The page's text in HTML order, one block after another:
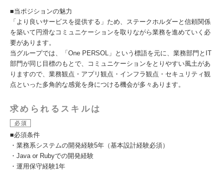
■当ポジションの魅力
「より良いサービスを提供する」ため、ステークホルダーと信頼関係
を築いて円滑なコミュニケーションを取りながら業務を進めていく必
要があります。
当グループでは、「One PERSOL」という標語を元に、業務部門とIT
部門が同じ目標のもとで、コミュニケーションをとりやすい風土があ
りますので、業務観点・アプリ観点・インフラ観点・セキュリティ観
点といった多角的な感覚を身につける機会が多々あります。
求められるスキルは
必須
■必須条件
・業務系システムの開発経験5年（基本設計経験必須）
・Java or Rubyでの開発経験
・運用保守経験1年